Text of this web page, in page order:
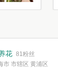
花 81粉丝
市 市辖区 黄浦区